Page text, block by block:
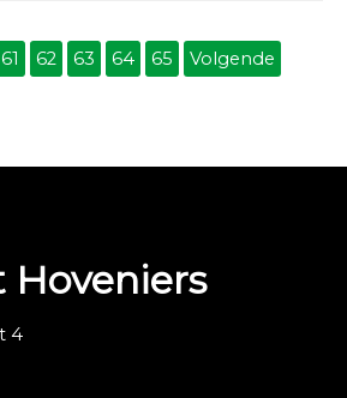
61 62 63 64 65 Volgende
Hoveniers
4